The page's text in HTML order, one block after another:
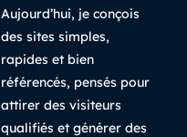
Aujourd’hui, je conçois
des sites simples,
rapides et bien
référencés, pensés pour
attirer des visiteurs
qualifiés et générer des